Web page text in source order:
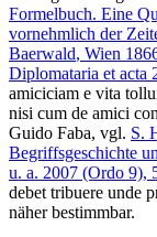
Formelbuch. Eine
vornehmlich der
Baerwald, Wien
Diplomataria et acta
amiciciam e vita
nisi cum de amici
Guido Faba, vgl. S.
Begriffsgeschichte
u. a. 2007 (Ordo 9),
debet tribuere unde
näher bestimmbar.